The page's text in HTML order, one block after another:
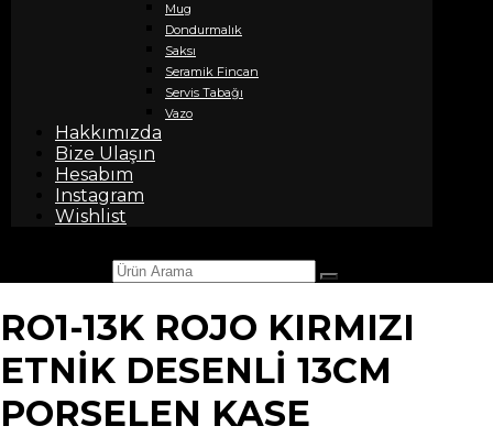
Mug
Dondurmalık
Saksı
Seramik Fincan
Servis Tabağı
Vazo
Hakkımızda
Bize Ulaşın
Hesabım
Instagram
Wishlist
RO1-13K ROJO KIRMIZI
ETNİK DESENLİ 13CM
PORSELEN KASE